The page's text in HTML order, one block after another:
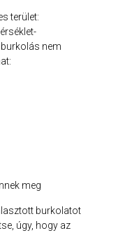
terület:
nem
meg
burkolatot
úgy, hogy az